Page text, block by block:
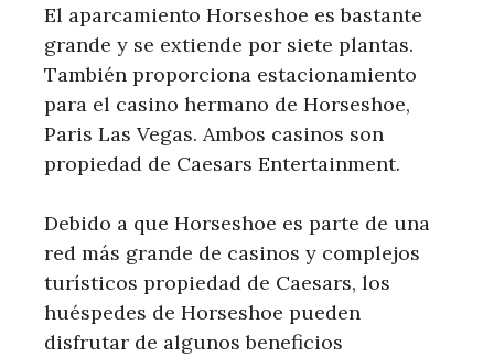
El aparcamiento Horseshoe es bastante
grande y se extiende por siete plantas.
También proporciona estacionamiento
para el casino hermano de Horseshoe,
Paris Las Vegas. Ambos casinos son
propiedad de Caesars Entertainment.
Debido a que Horseshoe es parte de una
red más grande de casinos y complejos
turísticos propiedad de Caesars, los
huéspedes de Horseshoe pueden
disfrutar de algunos beneficios